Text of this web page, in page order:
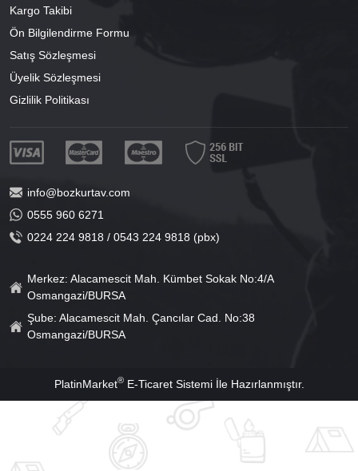
Kargo Takibi
Ön Bilgilendirme Formu
Satış Sözleşmesi
Üyelik Sözleşmesi
Gizlilik Politikası
info@bozkurtav.com
0555 960 6271
0224 224 9818 / 0543 224 9818 (pbx)
Merkez: Alacamescit Mah. Kümbet Sokak No:4/A
Osmangazi/BURSA
Şube: Alacamescit Mah. Çancılar Cad. No:38
Osmangazi/BURSA
PlatinMarket®E-Ticaret Sistemiİle Hazırlanmıştır.